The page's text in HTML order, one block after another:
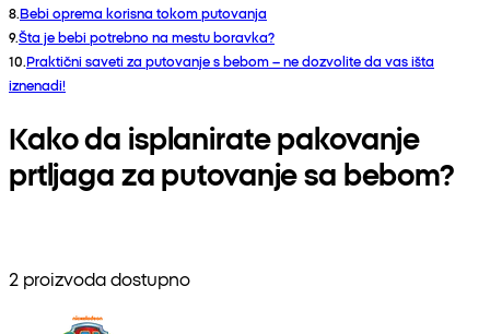
8.Bebi oprema korisna tokom putovanja
9.Šta je bebi potrebno na mestu boravka?
10.Praktični saveti za putovanje s bebom – ne dozvolite da vas išta
iznenadi!
Kako da isplanirate pakovanje
prtljaga za putovanje sa bebom?
2 proizvoda dostupno